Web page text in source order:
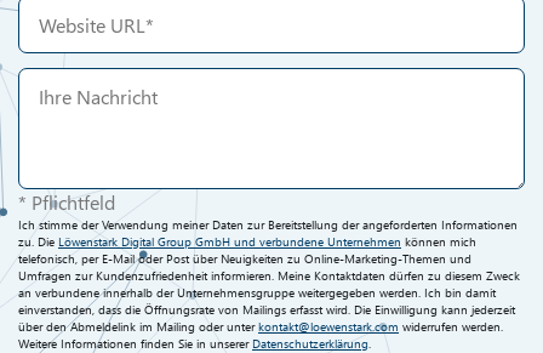
* Pflichtfeld
Ich stimme der Verwendung meiner Daten zur Bereitstellung der angeforderten Informationen
zu. Die Löwenstark Digital Group GmbH und verbundene Unternehmen können mich
telefonisch, per E-Mail oder Post über Neuigkeiten zu Online-Marketing-Themen und
Umfragen zur Kundenzufriedenheit informieren. Meine Kontaktdaten dürfen zu diesem Zweck
an verbundene innerhalb der Unternehmensgruppe weitergegeben werden. Ich bin damit
einverstanden, dass die Öffnungsrate von Mailings erfasst wird. Die Einwilligung kann jederzeit
über den Abmeldelink im Mailing oder unterkontakt@loewenstark.com widerrufen werden.
Weitere Informationen finden Sie in unserer Datenschutzerklärung